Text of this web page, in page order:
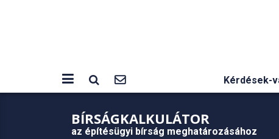
Kérdések-
BÍRSÁGKALKULÁTOR
az építésügyi bírság meghatározásához